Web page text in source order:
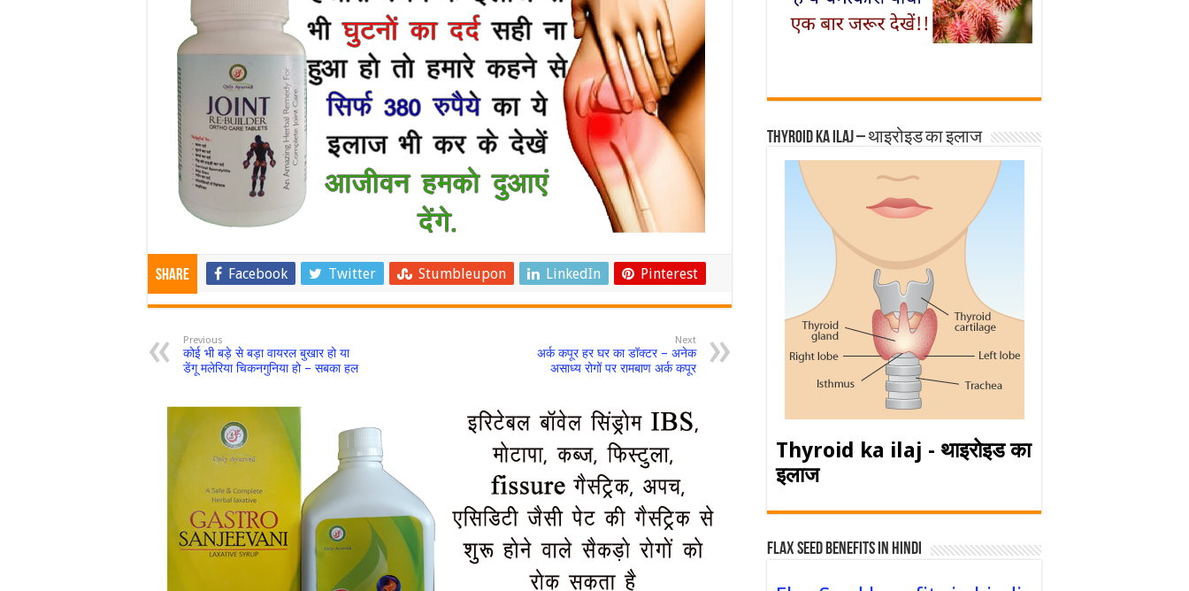
Share Facebook Twitter Stumbleupon LinkedIn Pinterest
Previous
कोई भी बड़े से बड़ा वायरल बुखार हो या
डेंगू मलेरिया चिकनगुनिया हो – सबका हल
Next
अर्क कपूर हर घर का डॉक्टर – अनेक
असाध्य रोगों पर रामबाण अर्क कपूर
Thyroid ka ilaj – थाइरोइड का इलाज
Thyroid ka ilaj - थाइरोइड का
इलाज
Flax Seed Benefits in hindi